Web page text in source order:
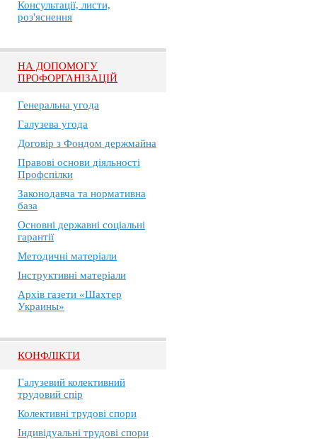
Консультації, листи,
роз'яснення
НА ДОПОМОГУ
ПРОФОРГАНІЗАЦІЙ
Генеральна угода
Галузева угода
Договір з Фондом держмайна
Правові основи діяльності
Профспілки
Законодавча та нормативна
база
Основні державні соціальні
гарантії
Методичні матеріали
Інструктивні матеріали
Архів газети «Шахтер
Украины»
КОНФЛІКТИ
Галузевий колективний
трудовий спір
Колективні трудові спори
Індивідуальні трудові спори